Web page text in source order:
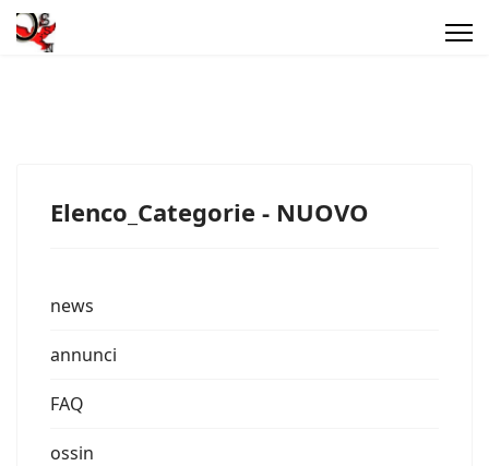
Elenco_Categorie - NUOVO
news
annunci
FAQ
ossin